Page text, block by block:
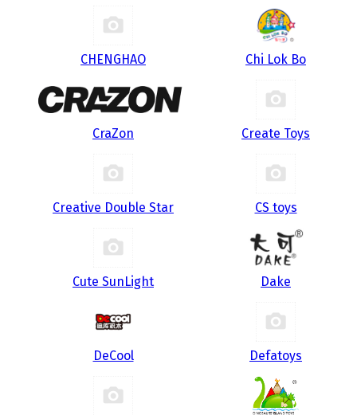
CHENGHAO Chi Lok Bo
CraZon Create Toys
Creative Double Star CS toys
Cute SunLight Dake
DeCool Defatoys